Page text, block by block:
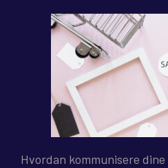
Hvordan kommunisere dine